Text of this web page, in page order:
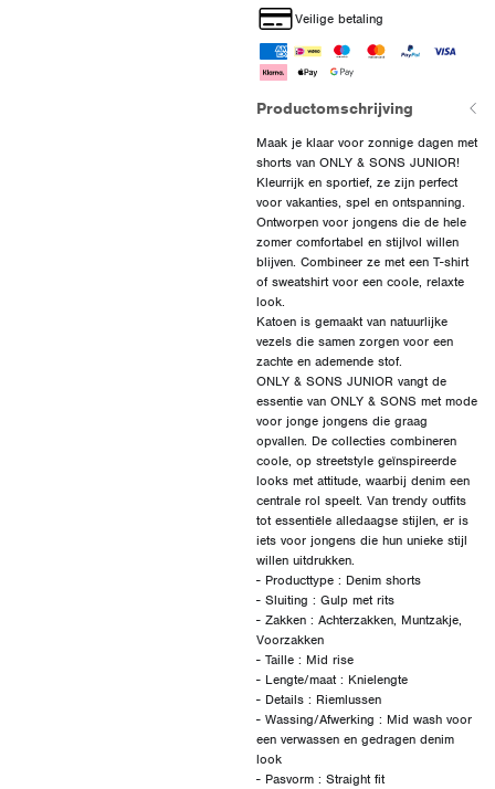
Veilige betaling
Productomschrijving
Maak je klaar voor zonnige dagen met
shorts van ONLY & SONS JUNIOR!
Kleurrijk en sportief, ze zijn perfect
voor vakanties, spel en ontspanning.
Ontworpen voor jongens die de hele
zomer comfortabel en stijlvol willen
blijven. Combineer ze met een T-shirt
of sweatshirt voor een coole, relaxte
look.
Katoen is gemaakt van natuurlijke
vezels die samen zorgen voor een
zachte en ademende stof.
ONLY & SONS JUNIOR vangt de
essentie van ONLY & SONS met mode
voor jonge jongens die graag
opvallen. De collecties combineren
coole, op streetstyle geïnspireerde
looks met attitude, waarbij denim een
centrale rol speelt. Van trendy outfits
tot essentiële alledaagse stijlen, er is
iets voor jongens die hun unieke stijl
willen uitdrukken.
- Producttype : Denim shorts
- Sluiting : Gulp met rits
- Zakken : Achterzakken, Muntzakje,
Voorzakken
- Taille : Mid rise
- Lengte/maat : Knielengte
- Details : Riemlussen
- Wassing/Afwerking : Mid wash voor
een verwassen en gedragen denim
look
- Pasvorm : Straight fit